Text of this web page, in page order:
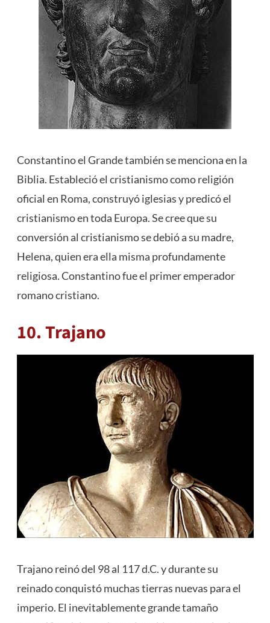
Constantino el Grande también se menciona en la
Biblia. Estableció el cristianismo como religión
oficial en Roma, construyó iglesias y predicó el
cristianismo en toda Europa. Se cree que su
conversión al cristianismo se debió a su madre,
Helena, quien era ella misma profundamente
religiosa. Constantino fue el primer emperador
romano cristiano.
10. Trajano
Trajano reinó del 98 al 117 d.C. y durante su
reinado conquistó muchas tierras nuevas para el
imperio. El inevitablemente grande tamaño